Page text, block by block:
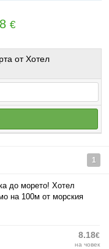
€
от Хотел
1
до морето! Хотел
на 100м от морския
8.18€
на човек